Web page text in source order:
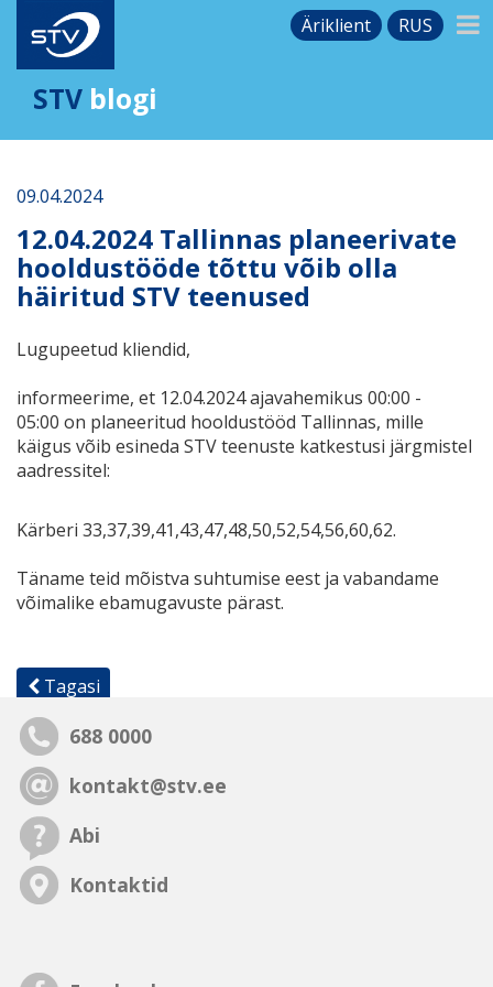
Äriklient RUS
STV blogi
09.04.2024
12.04.2024 Tallinnas planeerivate
hooldustööde tõttu võib olla
häiritud STV teenused
Lugupeetud kliendid,
informeerime, et 12.04.2024 ajavahemikus 00:00 -
05:00 on planeeritud hooldustööd Tallinnas, mille
käigus võib esineda STV teenuste katkestusi järgmistel
aadressitel:
Kärberi 33,37,39,41,43,47,48,50,52,54,56,60,62.
Täname teid mõistva suhtumise eest ja vabandame
võimalike ebamugavuste pärast.
Tagasi
688 0000
kontakt@stv.ee
Abi
Kontaktid